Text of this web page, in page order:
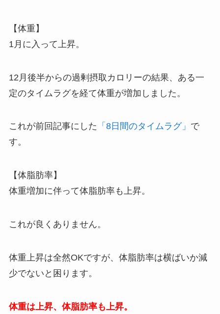
【体重】
1月に入って上昇。
12月後半からの過剰摂取カロリーの結果、ある一
定のタイムラグを経て体重が増加しました。
これが前回記事にした 「8日間のタイムラグ」 で
す。
【体脂肪率】
体重増加に伴って体脂肪率も上昇。
これが良くありません。
体重上昇は全然OKですが、体脂肪率は横ばいか減
少でないと困ります。
体重は上昇、体脂肪率も上昇。